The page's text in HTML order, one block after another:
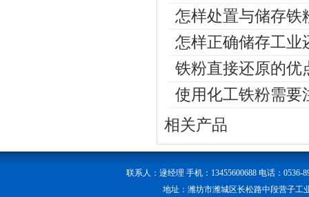
怎样处置与储存铁
怎样正确储存工业
铁粉直接还原的优
使用化工铁粉需要
相关产品
联系人：逯经理 手机：13455600688 电话：
地址：潍坊市潍城区长松路中段营子工